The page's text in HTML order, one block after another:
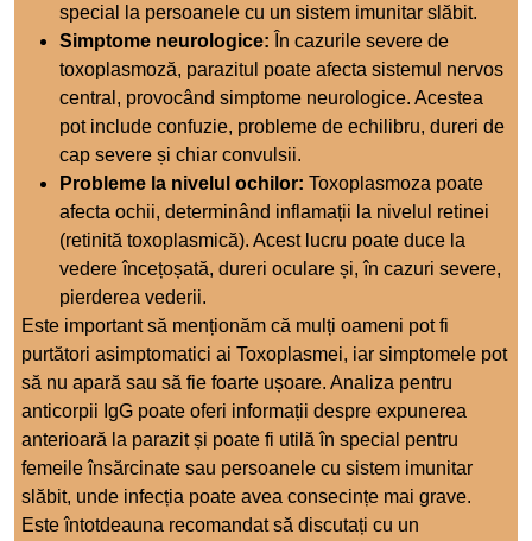
special la persoanele cu un sistem imunitar slăbit.
Simptome neurologice: În cazurile severe de
toxoplasmoză, parazitul poate afecta sistemul nervos
central, provocând simptome neurologice. Acestea
pot include confuzie, probleme de echilibru, dureri de
cap severe și chiar convulsii.
Probleme la nivelul ochilor: Toxoplasmoza poate
afecta ochii, determinând inflamații la nivelul retinei
(retinită toxoplasmică). Acest lucru poate duce la
vedere încețoșată, dureri oculare și, în cazuri severe,
pierderea vederii.
Este important să menționăm că mulți oameni pot fi
purtători asimptomatici ai Toxoplasmei, iar simptomele pot
să nu apară sau să fie foarte ușoare. Analiza pentru
anticorpii IgG poate oferi informații despre expunerea
anterioară la parazit și poate fi utilă în special pentru
femeile însărcinate sau persoanele cu sistem imunitar
slăbit, unde infecția poate avea consecințe mai grave.
Este întotdeauna recomandat să discutați cu un